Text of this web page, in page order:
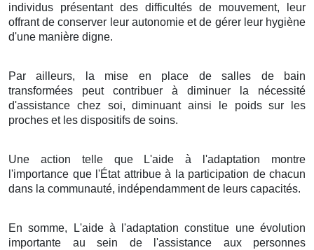
individus présentant des difficultés de mouvement, leur
offrant de conserver leur autonomie et de gérer leur hygiène
d'une manière digne.
Par ailleurs, la mise en place de salles de bain
transformées peut contribuer à diminuer la nécessité
d'assistance chez soi, diminuant ainsi le poids sur les
proches et les dispositifs de soins.
Une action telle que L'aide à l'adaptation montre
l'importance que l'État attribue à la participation de chacun
dans la communauté, indépendamment de leurs capacités.
En somme, L'aide à l'adaptation constitue une évolution
importante au sein de l'assistance aux personnes